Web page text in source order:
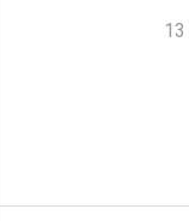
13